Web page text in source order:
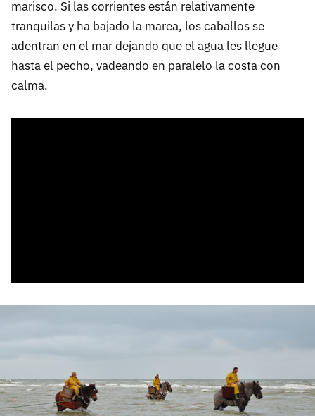
marisco. Si las corrientes están relativamente
tranquilas y ha bajado la marea, los caballos se
adentran en el mar dejando que el agua les llegue
hasta el pecho, vadeando en paralelo la costa con
calma.